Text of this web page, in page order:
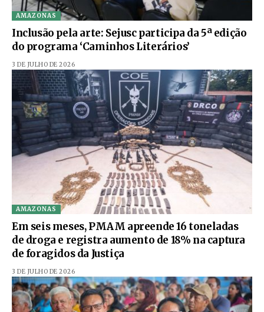
AMAZONAS
Inclusão pela arte: Sejusc participa da 5ª edição
do programa ‘Caminhos Literários’
3 DE JULHO DE 2026
AMAZONAS
Em seis meses, PMAM apreende 16 toneladas
de droga e registra aumento de 18% na captura
de foragidos da Justiça
3 DE JULHO DE 2026